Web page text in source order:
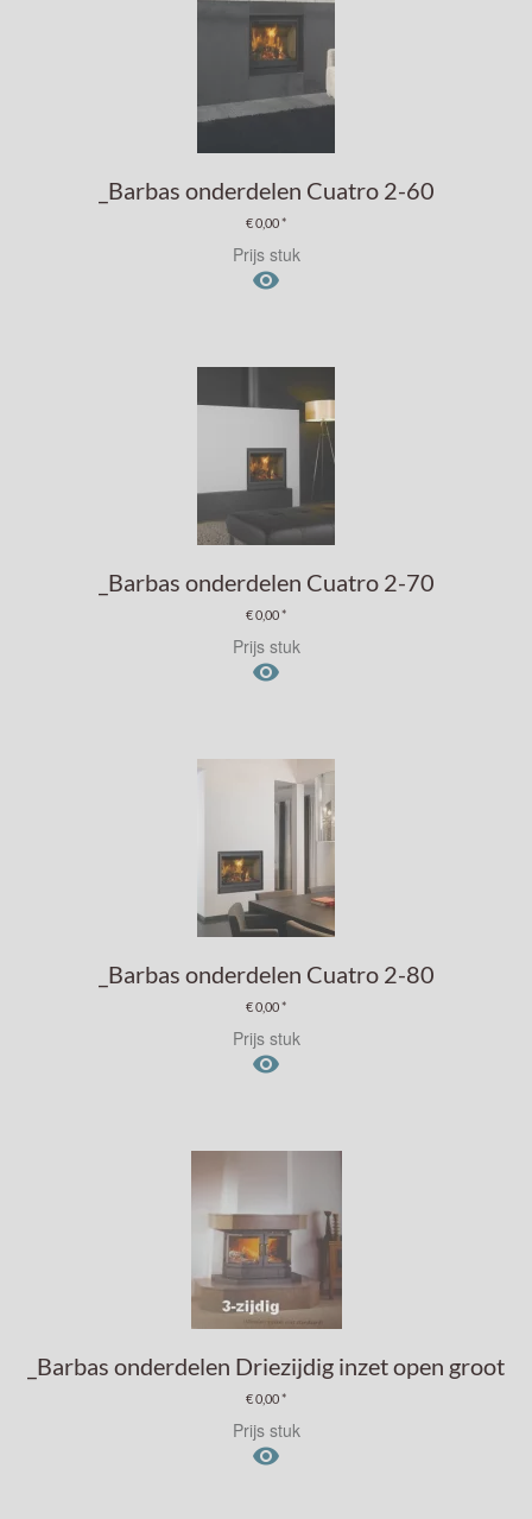
_Barbas onderdelen Cuatro 2-60
€ 0,00 *
Prijs stuk

_Barbas onderdelen Cuatro 2-70
€ 0,00 *
Prijs stuk

_Barbas onderdelen Cuatro 2-80
€ 0,00 *
Prijs stuk

_Barbas onderdelen Driezijdig inzet open groot
€ 0,00 *
Prijs stuk
